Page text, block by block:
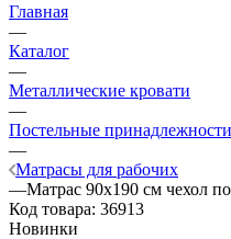
Главная
—
Каталог
—
Металлические кровати
—
Постельные
—
Матрасы для рабочих
—Матрас 90х190 см чехол
Код товара: 36913
Новинки